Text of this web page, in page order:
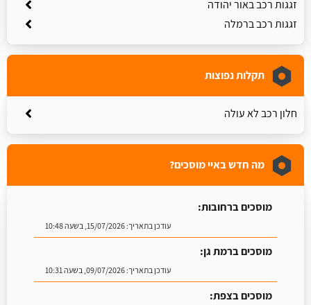
זגגות רכב באור יהודה
זגגות רכב ברמלה
תקלות נפוצות
חלון רכב לא עולה
מה חדש באיי מוסכים?
מוסכים ברחובות:
עודכן בתאריך:15/07/2026, בשעה 10:48
מוסכים ברמת גן:
עודכן בתאריך:09/07/2026, בשעה 10:31
מוסכים בצפת: